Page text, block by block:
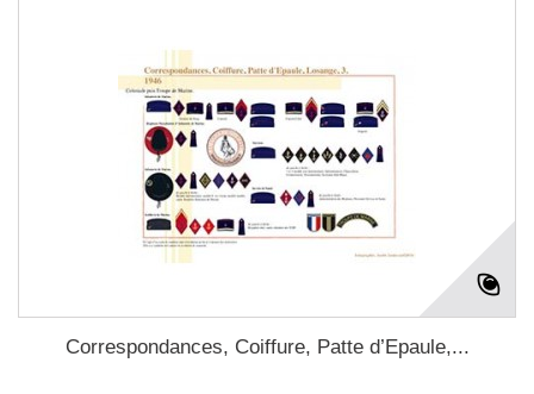
Correspondances, Coiffure, Patte d’Epaule,...